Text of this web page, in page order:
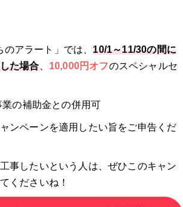
のアラート」では、10/1～11/30の間に
た場合、 10,000円オフのスペシャルセ
の補助金との併用可
ンペーンを適用したい旨をご申告くだ
事したいという人は、ぜひこのキャン
くださいね！